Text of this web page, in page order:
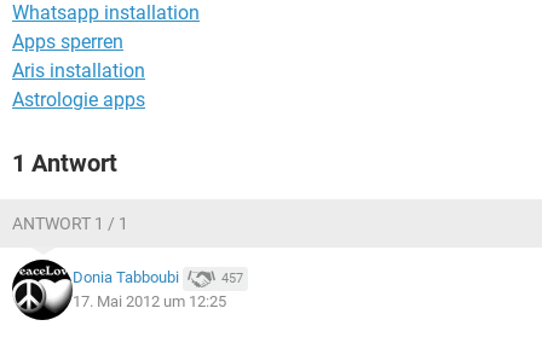
Whatsapp installation
Apps sperren
Aris installation
Astrologie apps
1 Antwort
ANTWORT 1 / 1
Donia Tabboubi 457
17. Mai 2012 um 12:25